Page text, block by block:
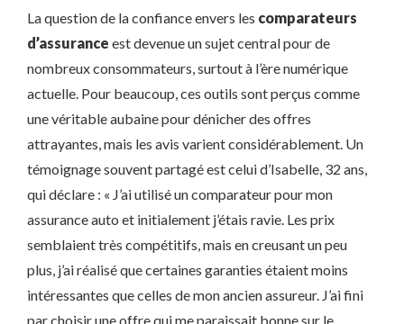
La question de la confiance envers les comparateurs
d’assurance est devenue un sujet central pour de
nombreux consommateurs, surtout à l’ère numérique
actuelle. Pour beaucoup, ces outils sont perçus comme
une véritable aubaine pour dénicher des offres
attrayantes, mais les avis varient considérablement. Un
témoignage souvent partagé est celui d’Isabelle, 32 ans,
qui déclare : « J’ai utilisé un comparateur pour mon
assurance auto et initialement j’étais ravie. Les prix
semblaient très compétitifs, mais en creusant un peu
plus, j’ai réalisé que certaines garanties étaient moins
intéressantes que celles de mon ancien assureur. J’ai fini
par choisir une offre qui me paraissait bonne sur le